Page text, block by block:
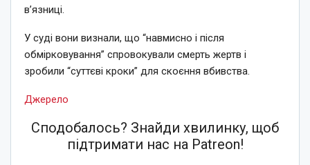
в’язниці.
У суді вони визнали, що “навмисно і після
обмірковування” спровокували смерть жертв і
зробили “суттєві кроки” для скоєння вбивства.
Джерело
Сподобалось? Знайди хвилинку, щоб
підтримати нас на Patreon!